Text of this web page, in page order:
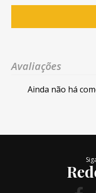
Avaliações
Ainda não há